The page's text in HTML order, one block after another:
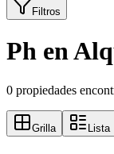
Filtros
Ph en
0 propiedades
Grilla Lista